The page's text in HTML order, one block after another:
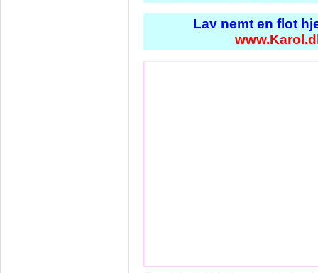
Lav nemt en flot